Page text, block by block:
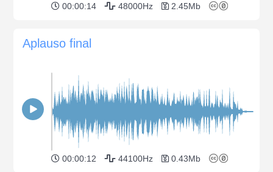
00:00:14 48000Hz 2.45Mb
Aplauso final
00:00:12 44100Hz 0.43Mb